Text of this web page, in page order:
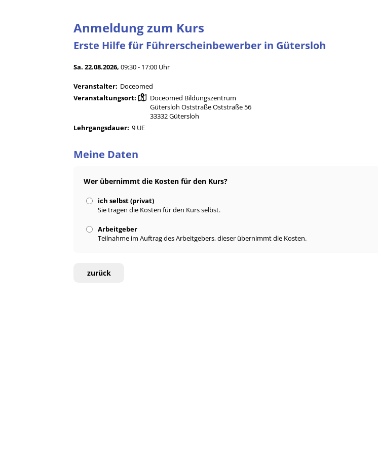
Anmeldung zum Kurs
Erste Hilfe für Führerscheinbewerber in Gütersloh
Sa. 22.08.2026,09:30 - 17:00 Uhr
Veranstalter: Doceomed
Veranstaltungsort:
Doceomed Bildungszentrum
Gütersloh Oststraße Oststraße 56
33332 Gütersloh
Lehrgangsdauer: 9 UE
Meine Daten
Wer übernimmt die Kosten für den Kurs?
ich selbst (privat)
Sie tragen die Kosten für den Kurs selbst.
Arbeitgeber
Teilnahme im Auftrag des Arbeitgebers, dieser übernimmt die Kosten.
zurück